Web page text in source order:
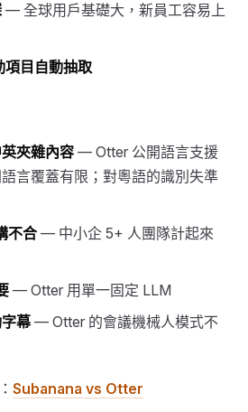
— 全球用戶基礎大，新員工容易上
項目自動抽取
夾雜內容 — Otter 公開語言支援
言覆蓋有限；對粵語的識別失準
不合 — 中小企 5+ 人團隊計起來
— Otter 用單一固定 LLM
幕— Otter 的會議機械人模式不
Subanana vs Otter